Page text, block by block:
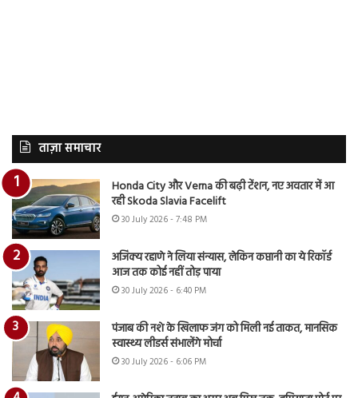
ताज़ा समाचार
Honda City और Verna की बढ़ी टेंशन, नए अवतार में आ
रही Skoda Slavia Facelift
30 July 2026 - 7:48 PM
अजिंक्य रहाणे ने लिया संन्यास, लेकिन कप्तानी का ये रिकॉर्ड
आज तक कोई नहीं तोड़ पाया
30 July 2026 - 6:40 PM
पंजाब की नशे के खिलाफ जंग को मिली नई ताकत, मानसिक
स्वास्थ्य लीडर्स संभालेंगे मोर्चा
30 July 2026 - 6:06 PM